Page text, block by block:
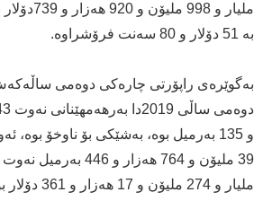
ملیار و 998
بە 51 دۆلار و 80 سەنت فرۆشراوە.
بەگوێرەی راپۆرتی چارەكی دوەمی
و 135 بەرمیل بوە، بەشێکی بۆ ناوخۆ
ملیار و 274